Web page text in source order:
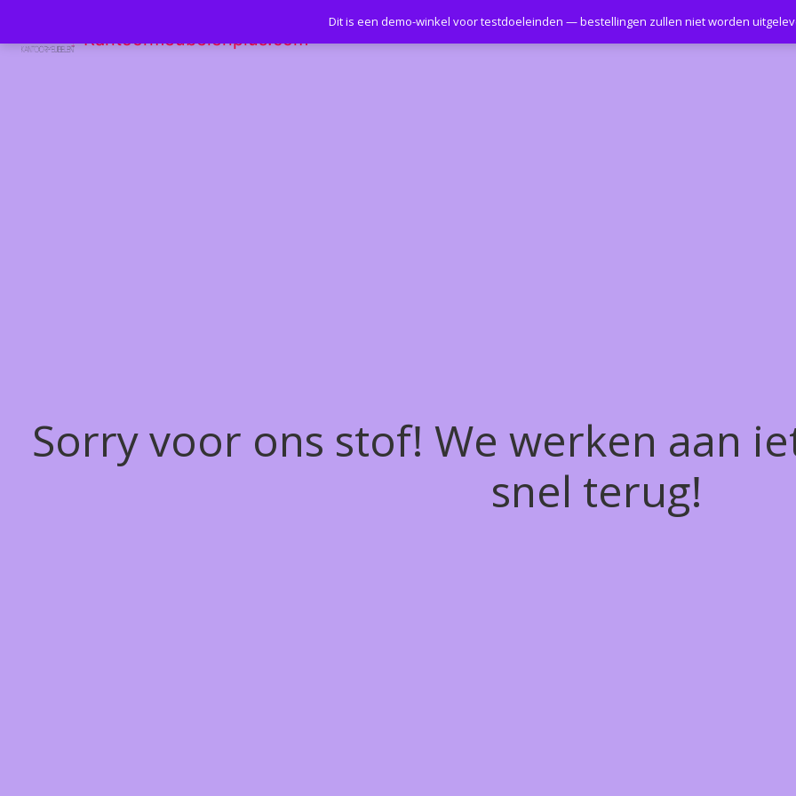
Kantoormeubelenplus.com
Sorry voor ons stof! We werken aan
snel terug!
Dit is een demo-winkel voor testdoeleinden — bestellingen zullen niet worden